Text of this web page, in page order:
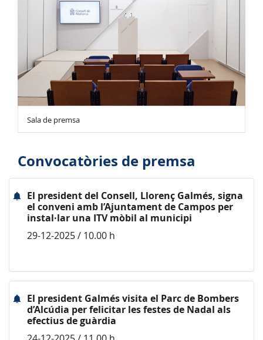
Sala de premsa
Convocatòries de premsa
El president del Consell, Llorenç Galmés, signa
el conveni amb l’Ajuntament de Campos per
instal·lar una ITV mòbil al municipi
29-12-2025 / 10.00 h
El president Galmés visita el Parc de Bombers
d’Alcúdia per felicitar les festes de Nadal als
efectius de guàrdia